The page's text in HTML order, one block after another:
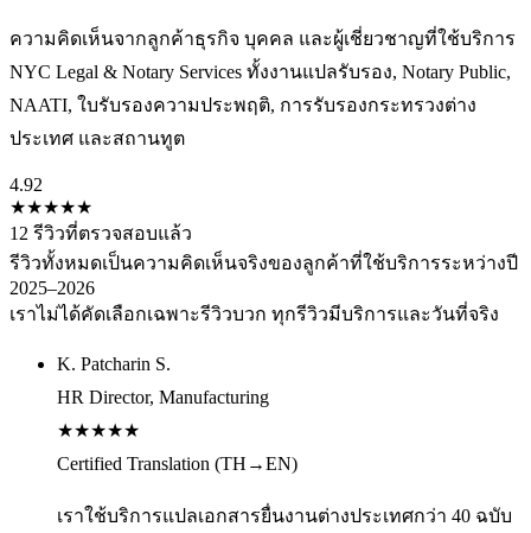
ความคิดเห็นจากลูกค้าธุรกิจ บุคคล และผู้เชี่ยวชาญที่ใช้บริการ
NYC Legal & Notary Services ทั้งงานแปลรับรอง, Notary Public,
NAATI, ใบรับรองความประพฤติ, การรับรองกระทรวงต่าง
ประเทศ และสถานทูต
4.92
★★★★★
12 รีวิวที่ตรวจสอบแล้ว
รีวิวทั้งหมดเป็นความคิดเห็นจริงของลูกค้าที่ใช้บริการระหว่างปี
2025–2026
เราไม่ได้คัดเลือกเฉพาะรีวิวบวก ทุกรีวิวมีบริการและวันที่จริง
K. Patcharin S.
HR Director, Manufacturing
★★★★★
Certified Translation (TH→EN)
เราใช้บริการแปลเอกสารยื่นงานต่างประเทศกว่า 40 ฉบับ